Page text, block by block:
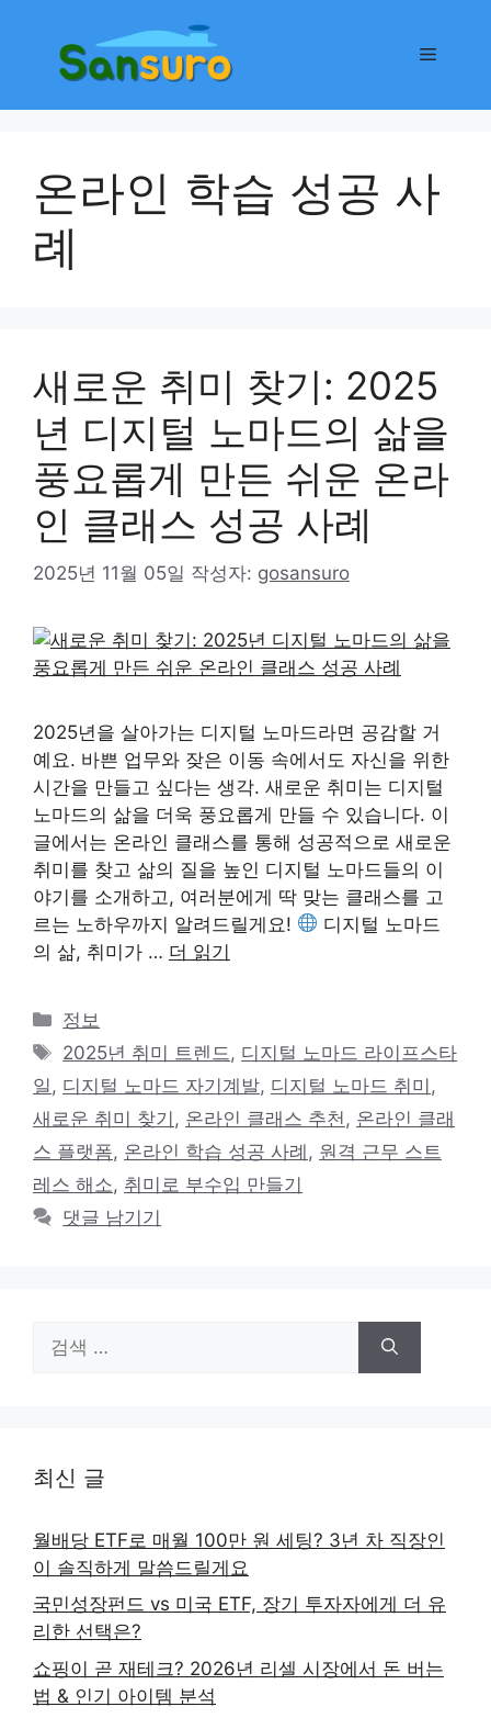
메
온라인 학습 성공 사
례
새로운 취미 찾기: 2025
년 디지털 노마드의 삶을
풍요롭게 만든 쉬운 온라
인 클래스 성공 사례
2025년 11월 05일 작성자: gosansuro
2025년을 살아가는 디지털 노마드라면 공감할 거
예요. 바쁜 업무와 잦은 이동 속에서도 자신을 위한
시간을 만들고 싶다는 생각. 새로운 취미는 디지털
노마드의 삶을 더욱 풍요롭게 만들 수 있습니다. 이
글에서는 온라인 클래스를 통해 성공적으로 새로운
취미를 찾고 삶의 질을 높인 디지털 노마드들의 이
야기를 소개하고, 여러분에게 딱 맞는 클래스를 고
르는 노하우까지 알려드릴게요!
디지털 노마드
의 삶, 취미가 … 더 읽기
카
테
리
정보
태
그
2025년 취미 트렌드 , 디지털 노마드 라이프스타
일 , 디지털 노마드 자기계발, 디지털 노마드 취미 ,
새로운 취미 찾기 , 온라인 클래스 추천 , 온라인 클래
스 플랫폼, 온라인 학습 성공 사례 , 원격 근무 스트
레스 해소, 취미로 부수입 만들기
댓글 남기기
색:
최신 글
월배당 ETF로 매월 100만 원 세팅? 3년 차 직장인
이 솔직하게 말씀드릴게요
국민성장펀드 vs 미국 ETF, 장기 투자자에게 더 유
리한 선택은?
쇼핑이 곧 재테크? 2026년 리셀 시장에서 돈 버는
법 & 인기 아이템 분석